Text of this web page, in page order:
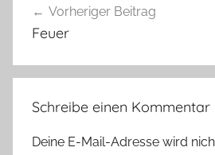
Vorheriger Beitrag
Feuer
Schreibe einen Kommentar
Deine E-Mail-Adresse wird